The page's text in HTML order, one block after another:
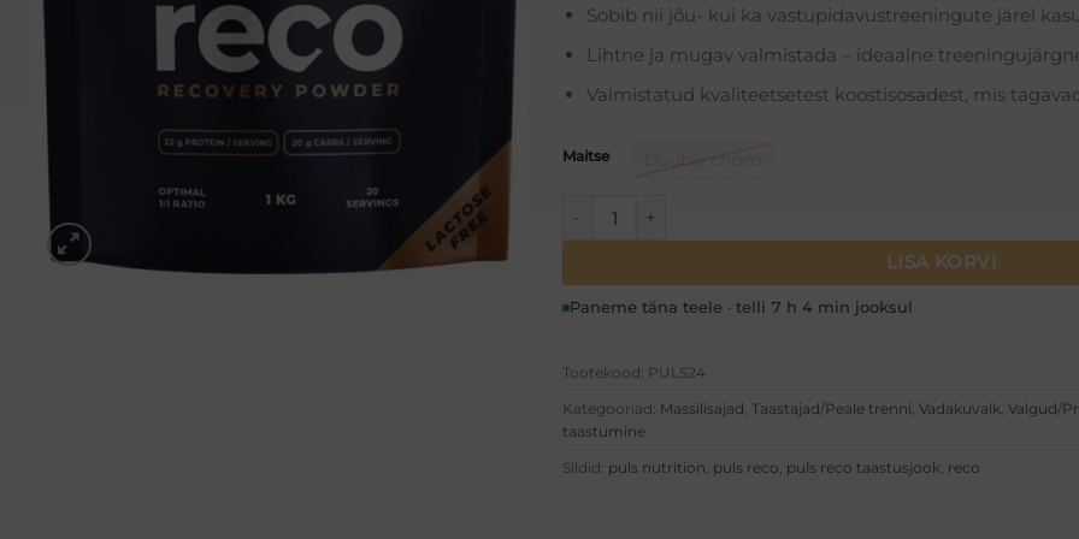
Sobib nii jõu- kui ka vastupidavustreeningute järel
Lihtne ja mugav valmistada – ideaalne
Valmistatud kvaliteetsetest koostisosadest, mis
Maitse
LISA KORVI
Paneme täna teele · telli 7 h 4 min jooksul
Tootekood: PULS24
Kategooriad: Massilisajad Taastajad/Peale trenni Vadakuvalk Valgud/
taastumine
Sildid: puls nutrition puls reco puls reco taastusjook reco